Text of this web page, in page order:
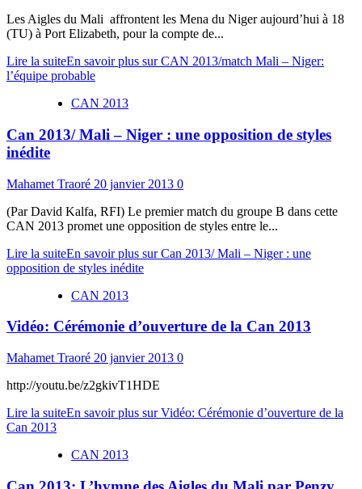
Les Aigles du Mali affrontent les Mena du Niger aujourd’hui à 18
(TU) à Port Elizabeth, pour la compte de...
Lire la suiteEn savoir plus sur CAN 2013/match Mali – Niger:
l’équipe probable
CAN 2013
Can 2013/ Mali – Niger : une opposition de styles
inédite
Mahamet Traoré 20 janvier 2013 0
(Par David Kalfa, RFI) Le premier match du groupe B dans cette
CAN 2013 promet une opposition de styles entre le...
Lire la suiteEn savoir plus sur Can 2013/ Mali – Niger : une
opposition de styles inédite
CAN 2013
Vidéo: Cérémonie d’ouverture de la Can 2013
Mahamet Traoré 20 janvier 2013 0
http://youtu.be/z2gkivT1HDE
Lire la suiteEn savoir plus sur Vidéo: Cérémonie d’ouverture de la
Can 2013
CAN 2013